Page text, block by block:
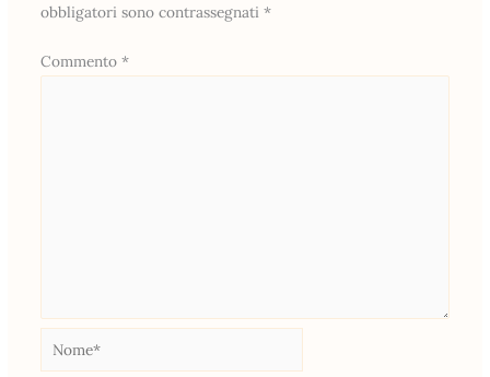
obbligatori sono contrassegnati *
Commento *
Nome*